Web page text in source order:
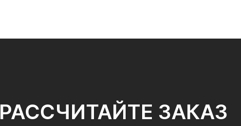
РАССЧИТАЙТЕ ЗАКАЗ